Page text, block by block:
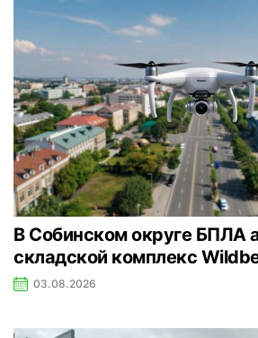
В Собинском округе БПЛА
складской комплекс
03.08.2026